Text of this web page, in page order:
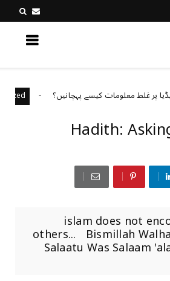
معلومات کیسے پہچانیں؟
Hadith:
islam does not
others... Bismillah
Salaatu Was Salaam